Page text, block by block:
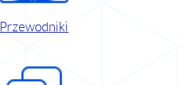
Przewodniki